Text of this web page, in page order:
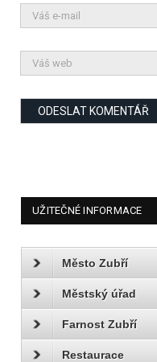
UŽITEČNÉ INFORMACE
Město Zubří
Městský úřad
Farnost Zubří
Restaurace